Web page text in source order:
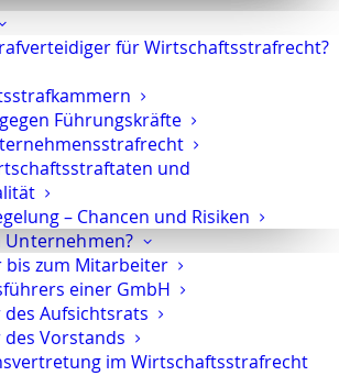
für Wirtschaftsstrafrecht?
Führungskräfte
und
– Chancen und Risiken
bis zum Mitarbeiter
einer GmbH
Aufsichtsrats
Vorstands
im Wirtschaftsstrafrecht
zu vermeiden.
bei wirtschaftsstrafrechtlichen
wegen: